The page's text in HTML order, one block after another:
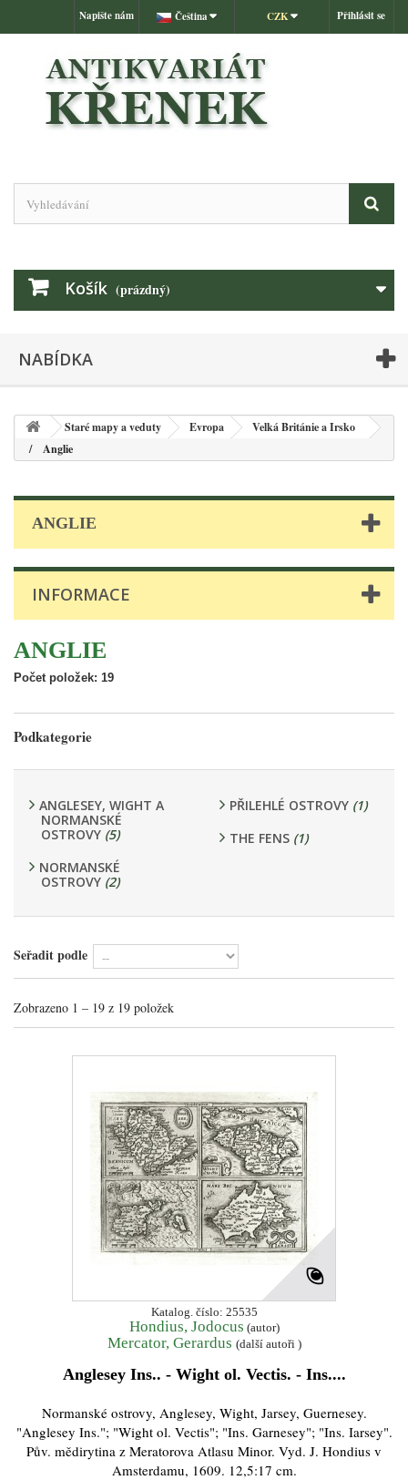
Přihlásit se
CZK
Čeština
Napište nám
Košík (prázdný)
NABÍDKA
Staré mapy a veduty Evropa
Velká Británie a Irsko
Anglie
ANGLIE
INFORMACE
ANGLIE
Počet položek: 19
Podkategorie
ANGLESEY, WIGHT A
NORMANSKÉ
OSTROVY (5)
NORMANSKÉ
OSTROVY (2)
PŘILEHLÉ OSTROVY (1)
THE FENS (1)
Seřadit podle
Zobrazeno 1 – 19 z 19 položek
Katalog. číslo: 25535
Hondius, Jodocus (autor)
Mercator, Gerardus (další autoři )
Anglesey Ins.. - Wight ol. Vectis. - Ins....
Normanské ostrovy, Anglesey, Wight, Jarsey, Guernesey.
"Anglesey Ins."; "Wight ol. Vectis"; "Ins. Garnesey"; "Ins. Iarsey".
Pův. mědirytina z Meratorova Atlasu Minor. Vyd. J. Hondius v
Amsterdamu, 1609. 12,5:17 cm.